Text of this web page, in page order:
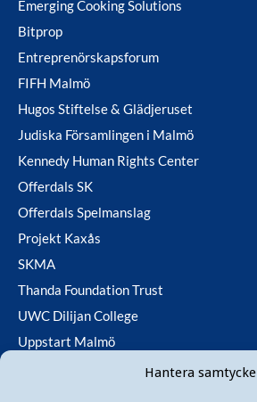
Hantera samtycke
Emerging Cooking Solutions
Bitprop
Entreprenörskapsforum
FIFH Malmö
Hugos Stiftelse & Glädjeruset
Judiska Församlingen i Malmö
Kennedy Human Rights Center
Offerdals SK
Offerdals Spelmanslag
Projekt Kaxås
SKMA
Thanda Foundation Trust
UWC Dilijan College
Uppstart Malmö